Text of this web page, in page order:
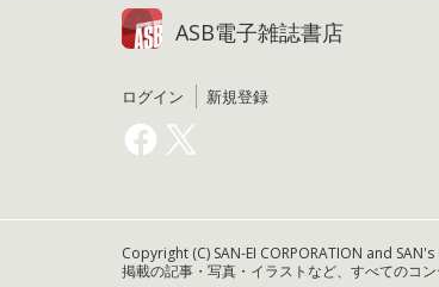
ASB電子雑誌書店
ログイン 新規登録
Copyright (C) SAN-EI CORPORATION and
掲載の記事・写真・イラストなど、すべてのコ